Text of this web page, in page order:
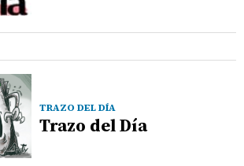
TRAZO DEL DÍA
Trazo del Día